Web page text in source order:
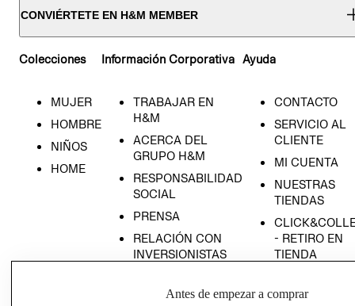
CONVIÉRTETE EN H&M MEMBER
Colecciones
MUJER
HOMBRE
NIÑOS
HOME
Información Corporativa
TRABAJAR EN
H&M
ACERCA DEL
GRUPO H&M
RESPONSABILIDAD
SOCIAL
PRENSA
RELACIÓN CON
INVERSIONISTAS
EMPRESARIAL
Ayuda
CONTACTO
SERVICIO AL
CLIENTE
MI CUENTA
NUESTRAS
TIENDAS
- RETIRO EN
TIENDA
CONDICIONES
Antes de empezar a comprar